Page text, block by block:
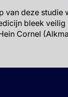
van deze studie
bleek veilig
Cornel